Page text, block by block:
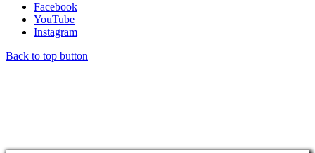
Facebook
YouTube
Instagram
Back to top button